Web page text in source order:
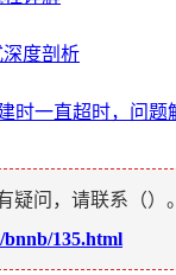
度剖析
时一直超时，问题
疑问，请联系（）。
135.html